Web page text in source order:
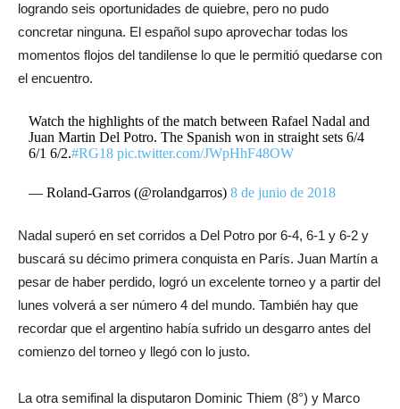
logrando seis oportunidades de quiebre, pero no pudo
concretar ninguna. El español supo aprovechar todas los
momentos flojos del tandilense lo que le permitió quedarse con
el encuentro.
Watch the highlights of the match between Rafael Nadal and
Juan Martin Del Potro. The Spanish won in straight sets 6/4
6/1 6/2.#RG18 pic.twitter.com/JWpHhF48OW
— Roland-Garros (@rolandgarros)8 de junio de 2018
Nadal superó en set corridos a Del Potro por 6-4, 6-1 y 6-2 y
buscará su décimo primera conquista en París. Juan Martín a
pesar de haber perdido, logró un excelente torneo y a partir del
lunes volverá a ser número 4 del mundo. También hay que
recordar que el argentino había sufrido un desgarro antes del
comienzo del torneo y llegó con lo justo.
La otra semifinal la disputaron Dominic Thiem (8°) y Marco